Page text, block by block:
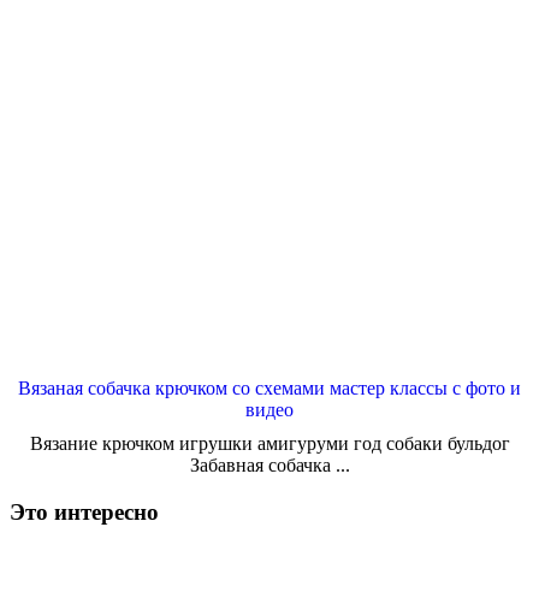
Вязаная собачка крючком со схемами мастер классы с фото и
видео
Вязание крючком игрушки амигуруми год собаки бульдог
Забавная собачка ...
Это интересно